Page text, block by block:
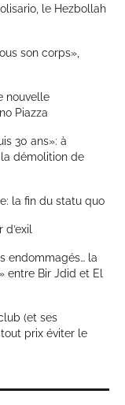
le Hezbollah
son corps»,
nouvelle
Piazza
30 ans»: à
démolition de
la fin du statu quo
endommagés… la
entre Bir Jdid et El
(et ses
tout prix éviter le